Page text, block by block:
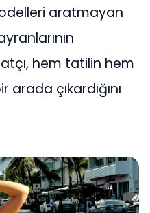
aratmayan
hem tatilin hem
arada çıkardığını